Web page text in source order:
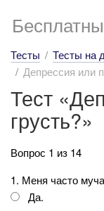
Тесты
Тесты на
Депрессия или
Тест
грусть?»
Вопрос 1 из 14
1. Меня часто
Да.